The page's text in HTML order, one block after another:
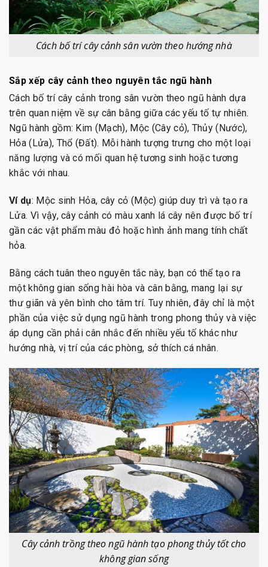
Cách bố trí cây cảnh sân vườn theo hướng nhà
Sắp xếp cây cảnh theo nguyên tắc ngũ hành
Cách bố trí cây cảnh trong sân vườn theo ngũ hành dựa
trên quan niệm về sự cân bằng giữa các yếu tố tự nhiên.
Ngũ hành gồm: Kim (Mạch), Mộc (Cây cỏ), Thủy (Nước),
Hỏa (Lửa), Thổ (Đất). Mỗi hành tượng trưng cho một loại
năng lượng và có mối quan hệ tương sinh hoặc tương
khắc với nhau.
Ví dụ: Mộc sinh Hỏa, cây cỏ (Mộc) giúp duy trì và tạo ra
Lửa. Vì vậy, cây cảnh có màu xanh lá cây nên được bố trí
gần các vật phẩm màu đỏ hoặc hình ảnh mang tính chất
hỏa.
Bằng cách tuân theo nguyên tắc này, bạn có thể tạo ra
một không gian sống hài hòa và cân bằng, mang lại sự
thư giãn và yên bình cho tâm trí. Tuy nhiên, đây chỉ là một
phần của việc sử dụng ngũ hành trong phong thủy và việc
áp dụng cần phải cân nhắc đến nhiều yếu tố khác như
hướng nhà, vị trí của các phòng, sở thích cá nhân.
Cây cảnh trồng theo ngũ hành tạo phong thủy tốt cho
không gian sống